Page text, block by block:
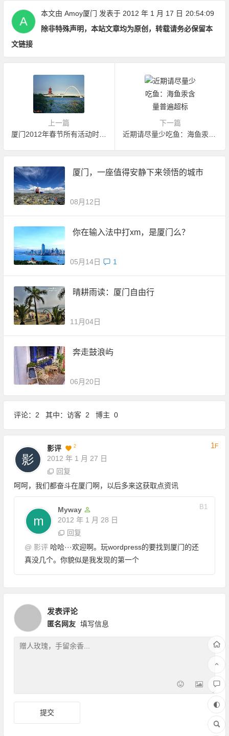
本文由 Amoy厦门 发表于 2012 年 1 月 17 日 20:54:09
除非特殊声明，本站文章均为原创，转载请务必保留本
文链接
上一篇
厦门2012年春节所有活动时间表
下一篇
近期请尽量少吃鱼：海鱼汞含量普遍超标
厦门，一座值得安静下来领悟的城市
08月12日
你在输入法中打xm，是厦门么？
05月14日 1
晴耕雨读：厦门自由行
11月04日
奔走鼓浪屿
06月20日
评论：2 其中：访客 2 博主 0
影评 2
2012 年 1 月 27 日
1F
回复
呵呵，我们都奋斗在厦门啊，以后多来这获取点资讯
Myway
2012 年 1 月 28 日
B1
回复
@ 影评哈哈···欢迎啊。玩wordpress的要找到厦门的还
真没几个。你貌似是我发现的第一个
发表评论
匿名网友 填写信息